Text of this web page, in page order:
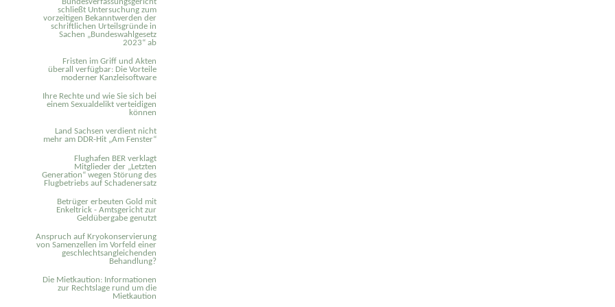
schließt Untersuchung zum
vorzeitigen Bekanntwerden der
schriftlichen Urteilsgründe in
Sachen „Bundeswahlgesetz
2023“ ab
Fristen im Griff und Akten
überall verfügbar: Die Vorteile
moderner Kanzleisoftware
Ihre Rechte und wie Sie sich bei
einem Sexual­delikt verteidigen
können
Land Sachsen verdient nicht
mehr am DDR-Hit „Am Fenster“
Flughafen BER verklagt
Mitglieder der „Letzten
Generation“ wegen Störung des
Flugbetriebs auf Schadenersatz
Betrüger erbeuten Gold mit
Enkeltrick - Amtsgericht zur
Geldübergabe genutzt
Anspruch auf Kryokonservierung
von Samenzellen im Vorfeld einer
geschlechtsangleichenden
Behandlung?
Die Mietkaution: Informationen
zur Rechtslage rund um die
Mietkaution